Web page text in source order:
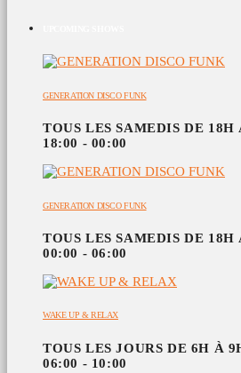
GENERATION DISCO FUNK
TOUS LES SAMEDIS DE 18H
18:00 - 00:00
GENERATION DISCO FUNK
TOUS LES SAMEDIS DE 18H
00:00 - 06:00
WAKE UP & RELAX
TOUS LES JOURS DE 6H À
06:00 - 10:00